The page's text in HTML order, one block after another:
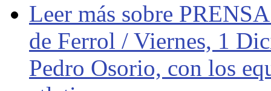
Leer más sobre
de Ferrol / Viernes, 1
Pedro Osorio, con los